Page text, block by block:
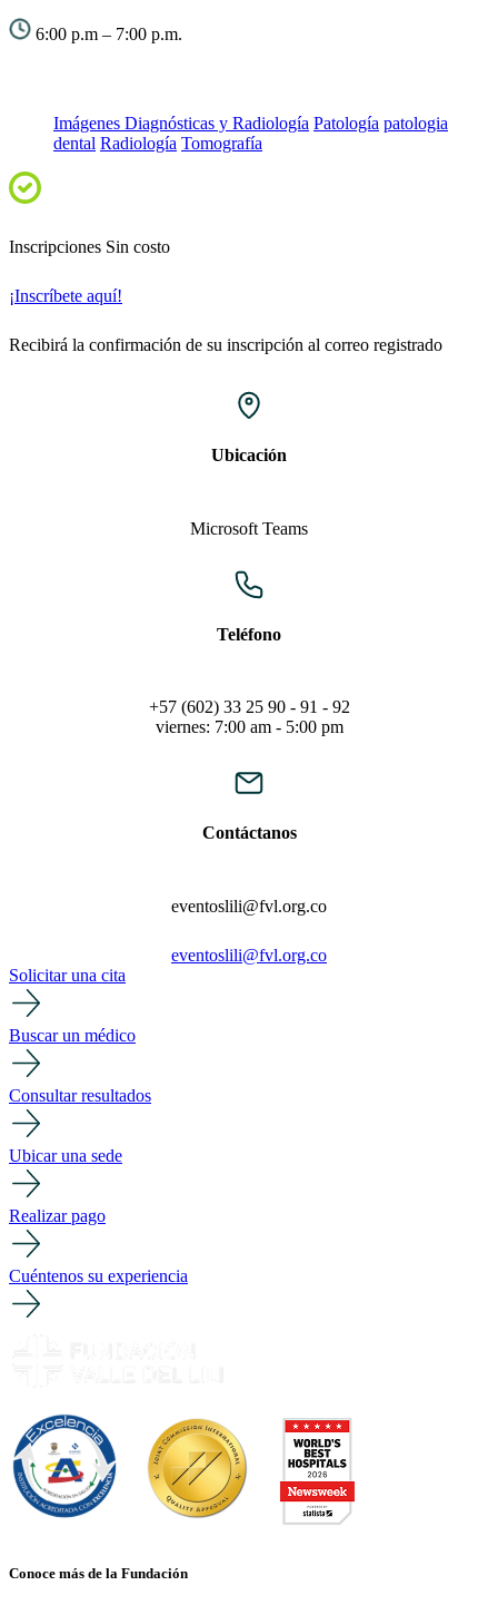
6:00 p.m – 7:00 p.m.
Imágenes Diagnósticas y Radiología Patología patologia
dental Radiología Tomografía
Inscripciones Sin costo
¡Inscríbete aquí!
Recibirá la confirmación de su inscripción al correo registrado
Ubicación
Microsoft Teams
Teléfono
+57 (602) 33 25 90 - 91 - 92
viernes: 7:00 am - 5:00 pm
Contáctanos
eventoslili@fvl.org.co
eventoslili@fvl.org.co
Solicitar una cita
Buscar un médico
Consultar resultados
Ubicar una sede
Realizar pago
Cuéntenos su experiencia
Conoce más de la Fundación